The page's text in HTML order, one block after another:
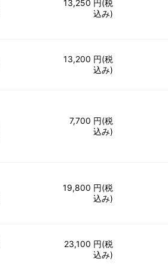
13,250 円(税
込み)
13,200 円(税
込み)
7,700 円(税
込み)
19,800 円(税
込み)
23,100 円(税
込み)